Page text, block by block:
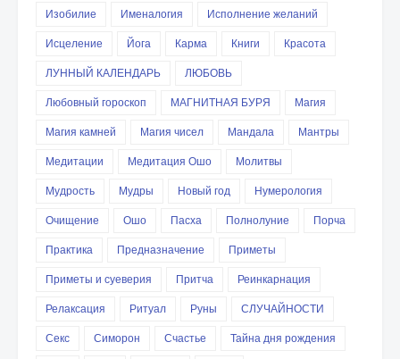
Изобилие
Именалогия
Исполнение желаний
Исцеление
Йога Карма Книги
Красота
ЛУННЫЙ КАЛЕНДАРЬ
ЛЮБОВЬ
Любовный гороскоп
МАГНИТНАЯ БУРЯ
Магия
Магия камней
Магия чисел Мандала
Мантры
Медитации
Медитация Ошо
Молитвы
Мудрость
Мудры Новый год
Нумерология
Очищение
Ошо Пасха Полнолуние
Порча
Практика
Предназначение
Приметы
Приметы и суеверия
Притча
Реинкарнация
Релаксация
Ритуал Руны
СЛУЧАЙНОСТИ
Секс
Симорон Счастье
Тайна дня рождения